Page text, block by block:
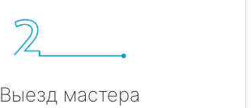
Выезд мастера